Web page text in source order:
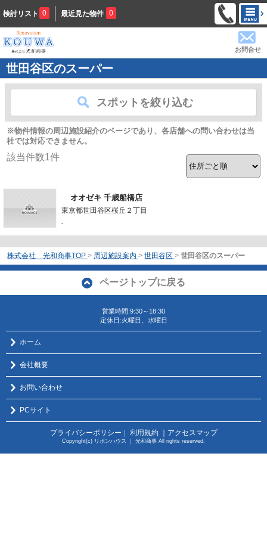
検討リスト 0 最近見た物件 0
お問合せ
世田谷区のスーパー
スポットを絞り込む
※物件情報の周辺施設紹介のページであり、各店舗への問い合わせは当
社では対応できません。
該当件数1件
オオゼキ 千歳船橋店
東京都世田谷区桜丘２丁目
-
株式会社 光和商事TOP > 周辺施設案内 > 世田谷区 > 世田谷区のスーパー
ページトップに戻る
営業時間:9:30～18:30
定休日:火曜日、水曜日
ホーム
会社概要
お問い合わせ
PCサイト
プライバシーポリシー ｜ 利用規約 ｜アクセスマップ
Copyright(c) リボンハウス ｜ 光和商事 All rights reserved.